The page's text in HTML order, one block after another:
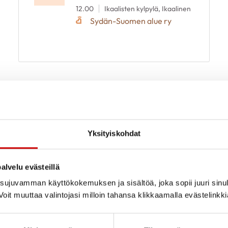
Yksityiskohdat
evästeillä
käyttökokemuksen ja sisältöä, joka sopii juuri
muuttaa valintojasi milloin tahansa klikkaamalla
12.00 Ikaalisten kylpylä, Ikaalinen
Sydän-Suomen alue ry